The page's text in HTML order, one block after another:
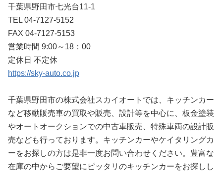
千葉県野田市七光台11-1
TEL 04-7127-5152
FAX 04-7127-5153
営業時間 9:00～18：00
定休日 不定休
https://sky-auto.co.jp
千葉県野田市の株式会社スカイオートでは、キッチンカー
など移動販売車の買取や販売、設計等を中心に、板金塗装
やオートオークションでの中古車販売、特殊車両の設計販
売なども行っております。キッチンカーやケイタリングカ
ーをお探しの方は是非一度お問い合わせください。豊富な
在庫の中からご要望にピッタリのキッチンカーをお探しし